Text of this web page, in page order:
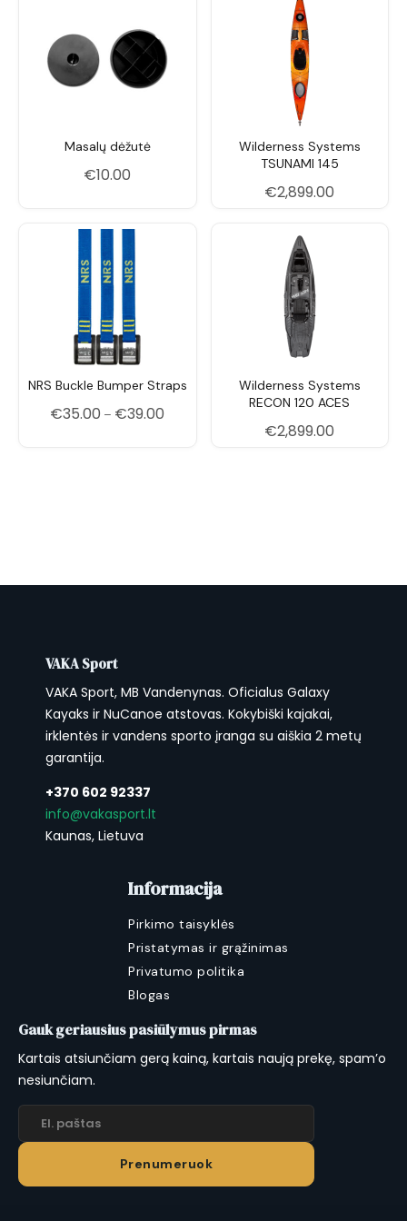
pakrantė, tvenkiniai. Idealus tiems, kurie žvejoja
visą dieną su pilna įranga ir vertina galimybę
stovėti žvejojant.
Masalų dėžutė
€10.00
Wilderness Systems
TSUNAMI 145
€2,899.00
NRS Buckle Bumper Straps
€35.00 – €39.00 Price range: €35.00 through €39.00
Wilderness Systems
RECON 120 ACES
€2,899.00
VAKA Sport
VAKA Sport, MB Vandenynas. Oficialus Galaxy
Kayaks ir NuCanoe atstovas. Kokybiški kajakai,
irklentės ir vandens sporto įranga su aiškia 2 metų
garantija.
+370 602 92337
info@vakasport.lt
Kaunas, Lietuva
Informacija
Pirkimo taisyklės
Pristatymas ir grąžinimas
Privatumo politika
Blogas
Gauk geriausius pasiūlymus pirmas
Kartais atsiunčiam gerą kainą, kartais naują prekę, spam’o
nesiunčiam.
Prenumeruok